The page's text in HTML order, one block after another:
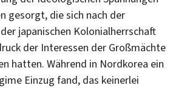
gesorgt, die sich nach der
japanischen Kolonialherrschaft
der Interessen der Großmächte
hatten. Während in Nordkorea ein
Einzug fand, das keinerlei